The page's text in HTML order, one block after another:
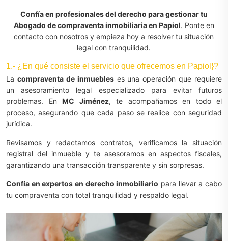
Confía en profesionales del derecho para gestionar tu
Abogado de compraventa inmobiliaria en Papiol. Ponte en
contacto con nosotros y empieza hoy a resolver tu situación
legal con tranquilidad.
1.- ¿En qué consiste el servicio que ofrecemos en Papiol}?
La compraventa de inmuebleses una operación que requiere
un asesoramiento legal especializado para evitar futuros
problemas. En MC Jiménez, te acompañamos en todo el
proceso, asegurando que cada paso se realice con seguridad
jurídica.
Revisamos y redactamos contratos, verificamos la situación
registral del inmueble y te asesoramos en aspectos fiscales,
garantizando una transacción transparente y sin sorpresas.
Confía en expertos en derecho inmobiliario para llevar a cabo
tu compraventa con total tranquilidad y respaldo legal.